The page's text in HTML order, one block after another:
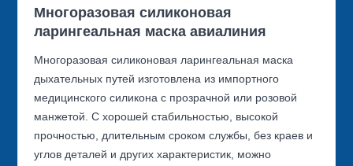
Многоразовая силиконовая
ларингеальная маска авиалиния
Многоразовая силиконовая ларингеальная маска
дыхательных путей изготовлена из импортного
медицинского силикона с прозрачной или розовой
манжетой. С хорошей стабильностью, высокой
прочностью, длительным сроком службы, без краев и
углов деталей и других характеристик, можно